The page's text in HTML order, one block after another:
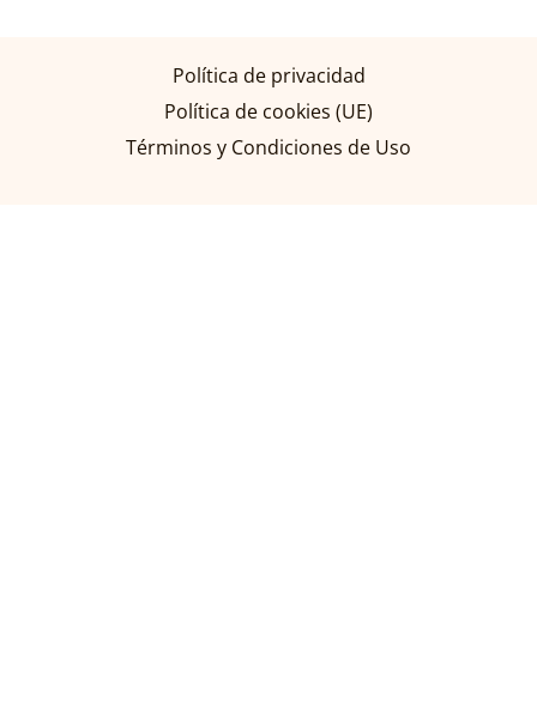
se
elegir
en
Política de privacidad
Política de cookies (UE)
Términos y Condiciones de Uso